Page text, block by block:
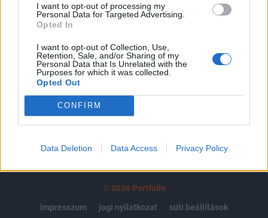
I want to opt-out of processing my
Personal Data for Targeted Advertising.
Opted In
I want to opt-out of Collection, Use,
Retention, Sale, and/or Sharing of my
Personal Data that Is Unrelated with the
Purposes for which it was collected.
Opted Out
CONFIRM
Data Deletion Data Access Privacy Policy
Kötéslisták: BÉT elmúlt 2 év napon belüli
kötéslistái
Előfizetés
MÁR ELŐFIZETŐNK VAGY?BEJELENTKEZÉS
© 2026 Portfolio
impresszum
jogi nyilatkozat
süti beállítások